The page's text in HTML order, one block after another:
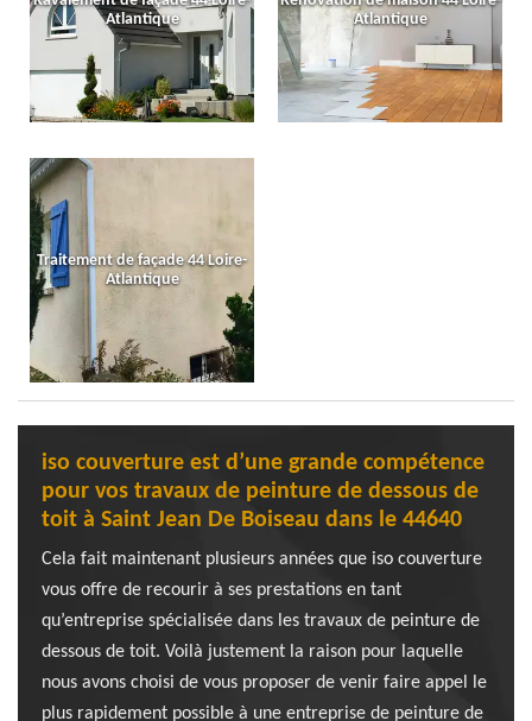
Atlantique
Atlantique
Traitement de façade 44 Loire-
Atlantique
iso couverture est d’une grande compétence
pour vos travaux de peinture de dessous de
toit à Saint Jean De Boiseau dans le 44640
Cela fait maintenant plusieurs années que iso couverture
vous offre de recourir à ses prestations en tant
qu’entreprise spécialisée dans les travaux de peinture de
dessous de toit. Voilà justement la raison pour laquelle
nous avons choisi de vous proposer de venir faire appel le
plus rapidement possible à une entreprise de peinture de